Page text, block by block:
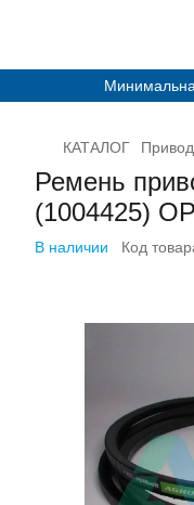
КАТАЛОГ
Ремень
(1004425)
В наличии Код